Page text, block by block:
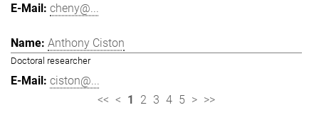
cheny@...
Anthony Ciston
Doctoral researcher
ciston@...
<< < 1 2 3 4 5 > >>